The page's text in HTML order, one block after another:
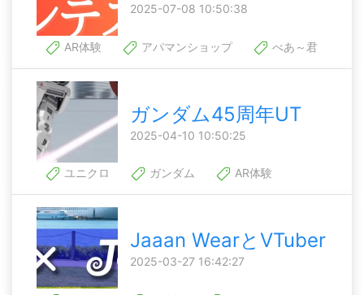
2025-07-08 10:50:38
AR体験 アパマンショップ べあ～君
ガンダム45周年UT
2025-04-10 10:50:25
ユニクロ ガンダム AR体験
Jaaan WearとVTuber
2025-03-27 16:42:27